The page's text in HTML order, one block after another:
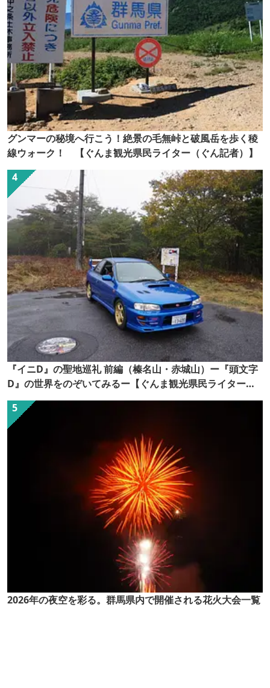
グンマーの秘境へ行こう！絶景の毛無峠と破風岳を歩く稜
線ウォーク！ 【ぐんま観光県民ライター（ぐん記者）】
『イニD』の聖地巡礼 前編（榛名山・赤城山）ー『頭文字
D』の世界をのぞいてみるー【ぐんま観光県民ライター
（ぐん記者）】
2026年の夜空を彩る。群馬県内で開催される花火大会一覧